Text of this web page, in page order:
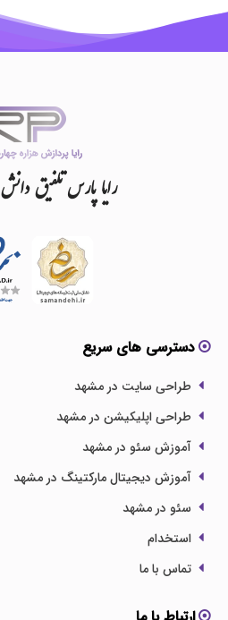
رایاپارستلفیقدانش
دسترسی های سریع
طراحی سایت در مشهد
طراحی اپلیکیشن در مشهد
آموزش سئو در مشهد
آموزش دیجیتال مارکتینگ در مشهد
سئو در مشهد
استخدام
تماس با ما